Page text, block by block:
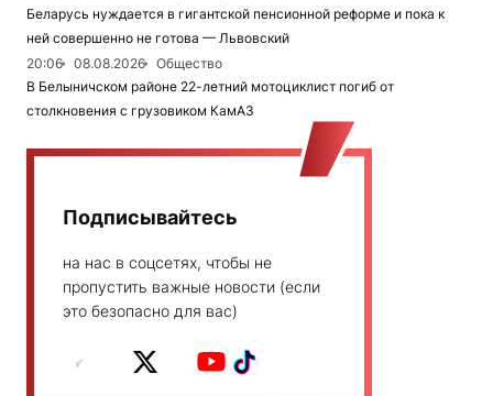
Беларусь нуждается в гигантской пенсионной реформе и пока к
ней совершенно не готова — Львовский
20:06
08.08.2026
Общество
В Белыничском районе 22-летний мотоциклист погиб от
столкновения с грузовиком КамАЗ
Подписывайтесь
на нас в соцсетях, чтобы не
пропустить важные новости (если
это безопасно для вас)